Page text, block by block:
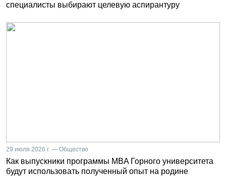
специалисты выбирают целевую аспирантуру
29 июля 2026 г. — Общество
Как выпускники программы MBA Горного университета
будут использовать полученный опыт на родине